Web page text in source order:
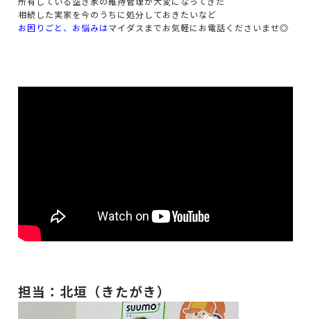
相続した実家を今のうちに処分しておきたいなど
お困りごと、お悩みはマイダスまでお気軽にお電話くださいませ◎
担当：北垣（きたがき）